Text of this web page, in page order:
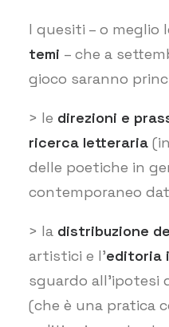
I quesiti – o meglio
temi – che a
gioco saranno
> le direzioni e
ricerca letteraria
delle poetiche in
contemporaneo
> la distribuzione
artistici e l’editoria
sguardo all’ipotesi
(che è una pratica